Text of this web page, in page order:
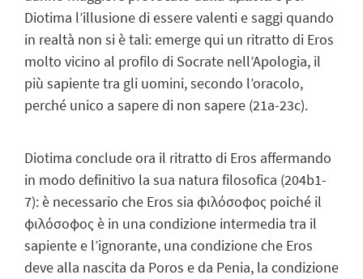
Diotima l’illusione di essere valenti e saggi quando
in realtà non si è tali: emerge qui un ritratto di Eros
molto vicino al profilo di Socrate nell’Apologia, il
più sapiente tra gli uomini, secondo l’oracolo,
perché unico a sapere di non sapere (21a-23c).
Diotima conclude ora il ritratto di Eros affermando
in modo definitivo la sua natura filosofica (204b1-
7): è necessario che Eros sia φιλόσοφος poiché il
φιλόσοφος è in una condizione intermedia tra il
sapiente e l’ignorante, una condizione che Eros
deve alla nascita da Poros e da Penia, la condizione